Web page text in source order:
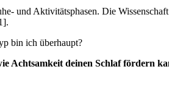
und Aktivitätsphasen. Die
bin ich überhaupt?
Achtsamkeit deinen Schlaf fördern